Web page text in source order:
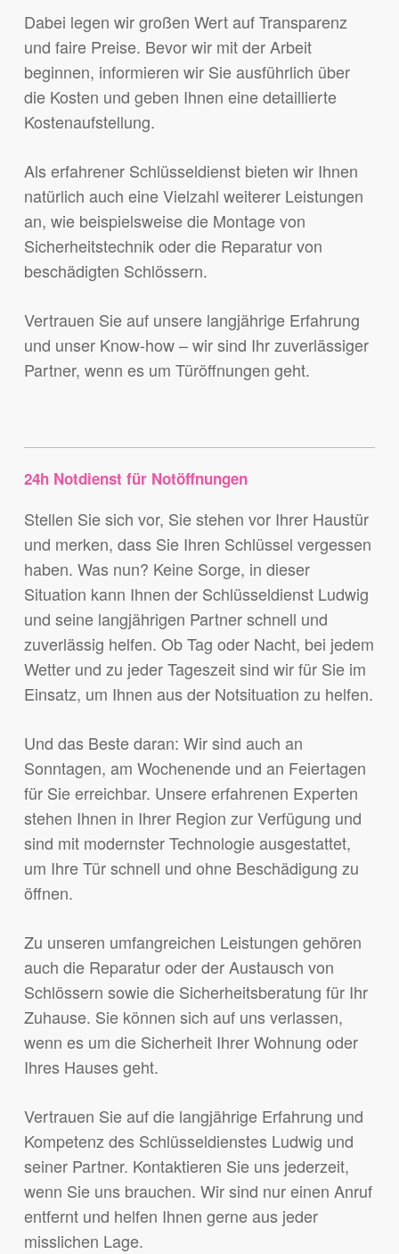
Dabei legen wir großen Wert auf Transparenz
und faire Preise. Bevor wir mit der Arbeit
beginnen, informieren wir Sie ausführlich über
die Kosten und geben Ihnen eine detaillierte
Kostenaufstellung.
Als erfahrener Schlüsseldienst bieten wir Ihnen
natürlich auch eine Vielzahl weiterer Leistungen
an, wie beispielsweise die Montage von
Sicherheitstechnik oder die Reparatur von
beschädigten Schlössern.
Vertrauen Sie auf unsere langjährige Erfahrung
und unser Know-how – wir sind Ihr zuverlässiger
Partner, wenn es um Türöffnungen geht.
24h Notdienst für Notöffnungen
Stellen Sie sich vor, Sie stehen vor Ihrer Haustür
und merken, dass Sie Ihren Schlüssel vergessen
haben. Was nun? Keine Sorge, in dieser
Situation kann Ihnen der Schlüsseldienst Ludwig
und seine langjährigen Partner schnell und
zuverlässig helfen. Ob Tag oder Nacht, bei jedem
Wetter und zu jeder Tageszeit sind wir für Sie im
Einsatz, um Ihnen aus der Notsituation zu helfen.
Und das Beste daran: Wir sind auch an
Sonntagen, am Wochenende und an Feiertagen
für Sie erreichbar. Unsere erfahrenen Experten
stehen Ihnen in Ihrer Region zur Verfügung und
sind mit modernster Technologie ausgestattet,
um Ihre Tür schnell und ohne Beschädigung zu
öffnen.
Zu unseren umfangreichen Leistungen gehören
auch die Reparatur oder der Austausch von
Schlössern sowie die Sicherheitsberatung für Ihr
Zuhause. Sie können sich auf uns verlassen,
wenn es um die Sicherheit Ihrer Wohnung oder
Ihres Hauses geht.
Vertrauen Sie auf die langjährige Erfahrung und
Kompetenz des Schlüsseldienstes Ludwig und
seiner Partner. Kontaktieren Sie uns jederzeit,
wenn Sie uns brauchen. Wir sind nur einen Anruf
entfernt und helfen Ihnen gerne aus jeder
misslichen Lage.